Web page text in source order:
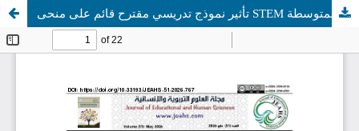
تأثير نموذج تدريسي مقترح قائم على منحى STEM ونظرية هيرمان في تعزيز مستويات عمق المعرفة لدى طلاب المرحلة المتوسطة